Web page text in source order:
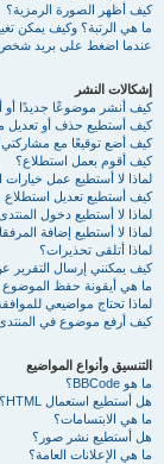
كيف أظهر الصورة الرمزية؟
ما هي الرتبة؟ وكيف يمكن
عندما اضغط على بريد
إشكالات النشر
كيف أنشر موضوعًا جديدًا أو
كيف أستطيع حذف أو تعديل
كيف أضع توقيعًا مع
كيف أقوم بعمل استطلاع؟
لماذا لا أستطيع عمل خيارات
كيف أستطيع تعديل استطلاع
لماذا لا أستطيع دخول
لماذا لا أستطيع إضافة
لماذا أتلقى تحذيرات؟
كيف يمكنني إرسال
ما هي أيقونة حفظ الموضوع
لماذا تحتاج مواضيعي
كيف أرفع موضوع في
التنسيق وأنواع المواضيع
ما هو BBCode؟
هل أستطيع استعمال HTML؟
ما هي الابتسامات؟
هل أستطيع نشر صور؟
ما هي الإعلانات العامة؟